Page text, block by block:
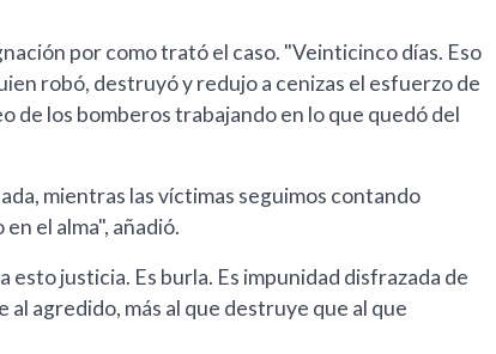
por como trató el caso. "Veinticinco días. Eso
robó, destruyó y redujo a cenizas el esfuerzo de
de los bomberos trabajando en lo que quedó del
mientras las víctimas seguimos contando
el alma", añadió.
justicia. Es burla. Es impunidad disfrazada de
agredido, más al que destruye que al que